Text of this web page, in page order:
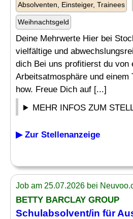
Absolventen, Einsteiger, Trainees
Weihnachtsgeld
Deine Mehrwerte Hier bei
vielfältige und
dich Bei uns profitierst du von
Arbeitsatmosphäre und einem
how. Freue Dich auf [...]
MEHR INFOS ZUM
▶ Zur Stellenanzeige
Job am 25.07.2026 bei
BETTY BARCLAY GROUP
Schulabsolvent/in für